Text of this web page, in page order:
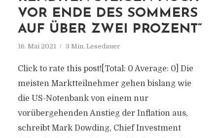
VOR ENDE DES SOMMERS
AUF ÜBER ZWEI PROZENT“
16. Mai 2021 3 Min. Lesedauer
Click to rate this post![Total: 0 Average: 0] Die
meisten Marktteilnehmer gehen bislang wie
die US-Notenbank von einem nur
vorübergehenden Anstieg der Inflation aus,
schreibt Mark Dowding, Chief Investment